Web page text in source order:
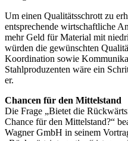
Um einen Qualitätsschrott zu
entsprechende wirtschaftliche
mehr Geld für Material mit
würden die gewünschten
Koordination sowie
Stahlproduzenten wäre ein
er.
Chancen für den Mittelstand
Die Frage „Bietet die
Chance für den Mittelstand?“
Wagner GmbH in seinem